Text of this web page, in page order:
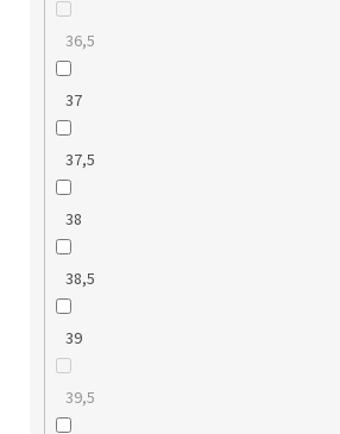
36,5
37
37,5
38
38,5
39
39,5